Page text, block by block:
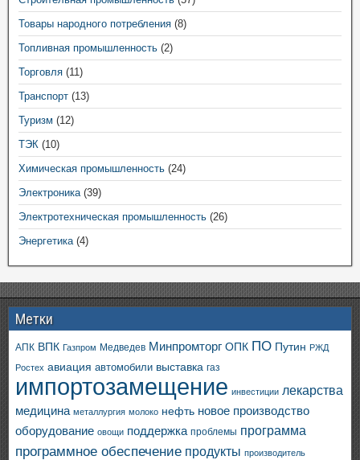
Товары народного потребления (8)
Топливная промышленность (2)
Торговля (11)
Транспорт (13)
Туризм (12)
ТЭК (10)
Химическая промышленность (24)
Электроника(39)
Электротехническая промышленность (26)
Энергетика(4)
Метки
АПК ВПК Газпром Медведев Минпромторг ОПК ПО Путин РЖД
Ростех авиация автомобили выставка газ
импортозамещение инвестиции лекарства
медицина металлургия молоко нефть новое производство
оборудование овощи поддержка проблемы программа
программное обеспечение продукты производитель